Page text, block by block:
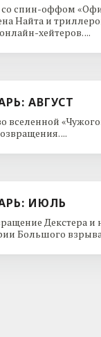
со спин-оффом
Найта и
хейтеров. ...
АВГУСТ
вселенной
...
ИЮЛЬ
Декстера и
Большого